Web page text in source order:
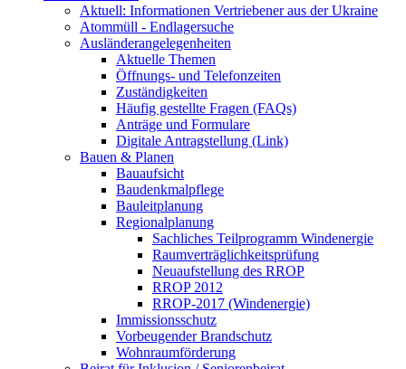
Aktuell: Informationen Vertriebener aus der Ukraine
Atommüll - Endlagersuche
Ausländerangelegenheiten
Aktuelle Themen
Öffnungs- und Telefonzeiten
Zuständigkeiten
Häufig gestellte Fragen (FAQs)
Anträge und Formulare
Digitale Antragstellung (Link)
Bauen & Planen
Bauaufsicht
Baudenkmalpflege
Bauleitplanung
Regionalplanung
Sachliches Teilprogramm Windenergie
Raumverträglichkeitsprüfung
Neuaufstellung des RROP
RROP 2012
RROP-2017 (Windenergie)
Immissionsschutz
Vorbeugender Brandschutz
Wohnraumförderung